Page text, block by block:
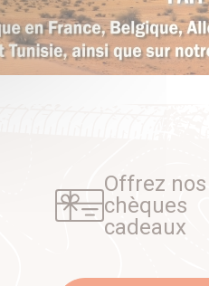
Offrez nos
chèques
cadeaux